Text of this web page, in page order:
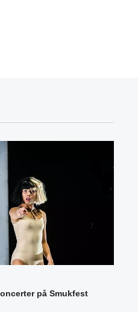
på Smukfest